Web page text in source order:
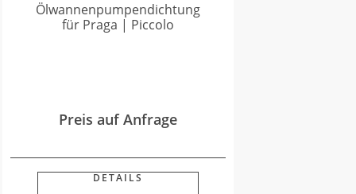
Ölwannenpumpendichtung
für Praga | Piccolo
Preis auf Anfrage
DETAILS